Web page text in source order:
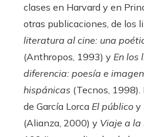
clases en Harvard y en
otras publicaciones, de los
literatura al cine: una
(Anthropos, 1993) y En los
diferencia: poesía e
hispánicas (Tecnos, 1998).
de García Lorca El público y
(Alianza, 2000) y Viaje a la